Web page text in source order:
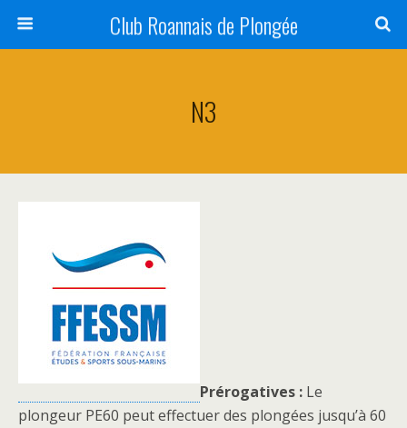
Club Roannais de Plongée
N3
Prérogatives : Le
plongeur PE60 peut effectuer des plongées jusqu’à 60